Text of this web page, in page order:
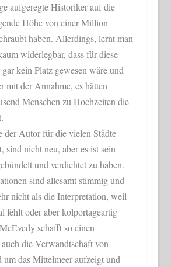
aufgeregte Historiker auf die
Höhe von einer Million
haben. Allerdings, lernt man
widerlegbar, dass für diese
kein Platz gewesen wäre und
mit der Annahme, es hätten
Menschen zu Hochzeiten die
der Autor für die vielen Städte
sind nicht neu, aber es ist sein
und verdichtet zu haben.
sind allesamt stimmig und
nicht als die Interpretation, weil
fehlt oder aber kolportageartig
schafft so einen
die Verwandtschaft von
um das Mittelmeer aufzeigt und